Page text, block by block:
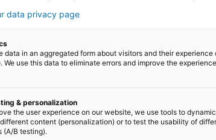
data privacy page
data in an aggregated form about visitors and their experience
We use this data to eliminate errors and improve the
& personalization
the user experience on our website, we use tools to
content (personalization) or to test the usability of
(A/B testing).